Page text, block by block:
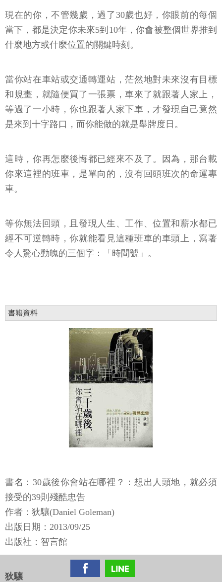
現在的你，不管幾歲，過了30歲也好，你眼前的每個
當下，都是決定你未來5到10年，你會被整個世界推到
什麼地方或什麼位置的關鍵時刻。
當你站在車站或交通轉運站，茫然地對未來沒有目標
和規畫，就隨便買了一張票，車來了就跟著人家上，
等過了一小時，你也跟著人家下車，才發現自己竟然
是來到十字路口，而你能做的就是舉牌度日。
這時，你再怎麼後悔都已經來不及了。因為，那台載
你來這裡的班車，是單向的，沒有回頭班次的命運專
車。
等你無法回頭，且發現人生、工作、位置和薪水都已
經不可逆轉時，你就能看見這種班車的車頭上，寫著
令人驚心動魄的三個字：「時間號」。
書籍資料
書名：30歲後你會站在哪裡？：想出人頭地，就必須
接受的39則殘酷忠告
作者：狄驤(Daniel Goleman)
出版日期：2013/09/25
出版社：智言館
狄驤